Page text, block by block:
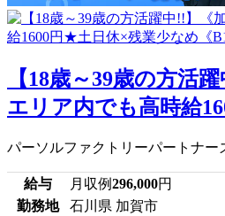
【18歳～39歳の方活
エリア内でも高時給
パーソルファクトリーパートナー
給与 月収例296,000円
勤務地
石川県 加賀市